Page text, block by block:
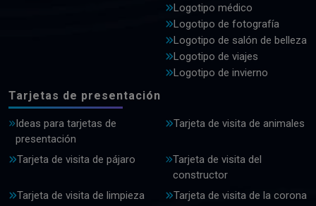
Logotipo médico
Logotipo de fotografía
Logotipo de salón de belleza
Logotipo de viajes
Logotipo de invierno
Tarjetas de presentación
Ideas para tarjetas de
presentación
Tarjeta de visita de animales
Tarjeta de visita de pájaro
Tarjeta de visita del
constructor
Tarjeta de visita de limpieza
Tarjeta de visita de la corona